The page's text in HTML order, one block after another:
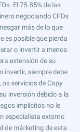
El 75.85% de las
negociando CFDs
más de lo que
es posible que pierda
o invertir a menos
extensión de su
invertir, siempre debe
servicios de Copy
inversión debido a la
implícitos no le
especialista externo
de márketing de esta